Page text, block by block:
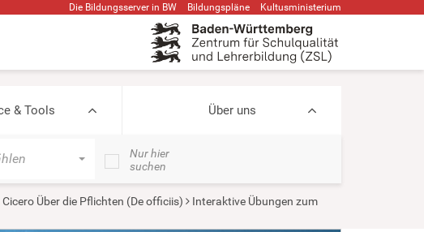
Die Bildungsserver in BW Bildungspläne Kultusministerium
& Tools Über uns
Nur hier
suchen
Cicero Über die Pflichten (De officiis)
Interaktive Übungen zum